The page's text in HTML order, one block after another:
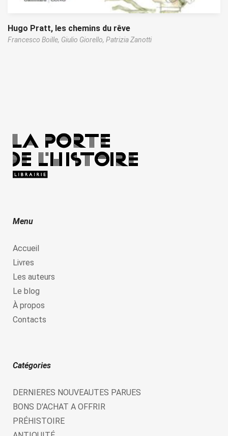
Hugo Pratt, les chemins du rêve
Francesco Boille, Giulio Giorello, Patrizia Zanotti
Menu
Accueil
Livres
Les auteurs
Le blog
À propos
Contacts
Catégories
DERNIERES NOUVEAUTES PARUES
BONS D'ACHAT A OFFRIR
PRÉHISTOIRE